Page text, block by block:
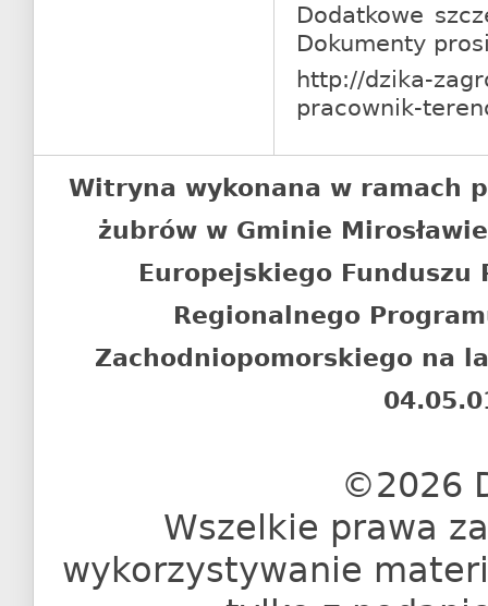
Dodatkowe
Dokumenty
http://dzika-
pracownik-
Witryna wykonana w ramach
żubrów w Gminie
Europejskiego Funduszu
Regionalnego
Zachodniopomorskiego na
©2026
Wszelkie prawa
wykorzystywanie